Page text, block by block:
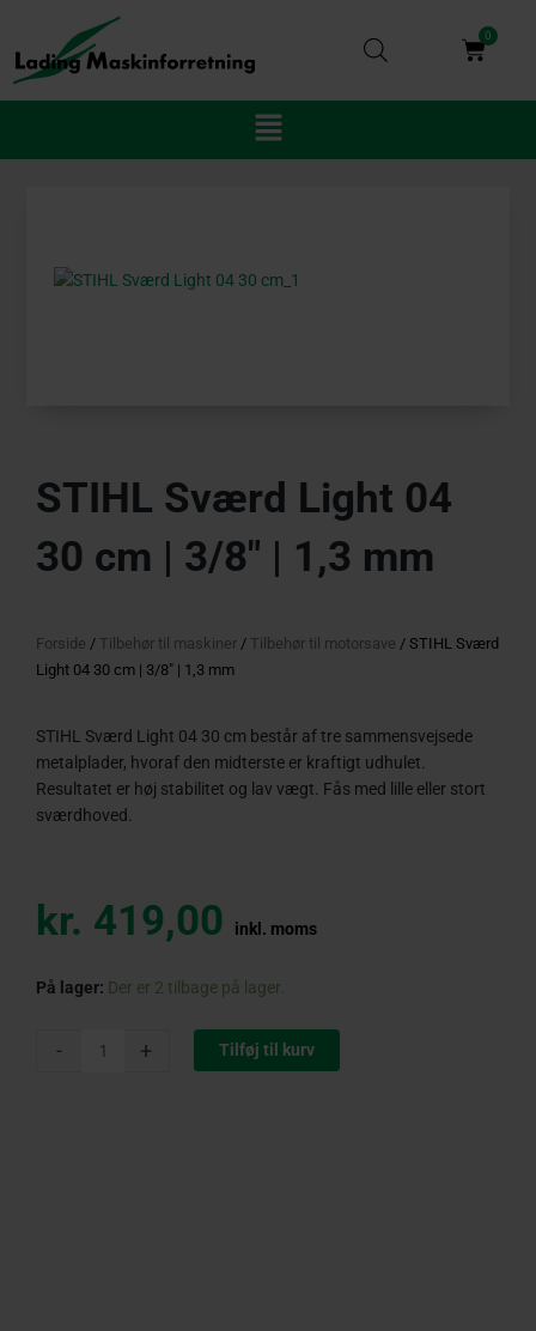
indholdet
0
Kurv
Main
Menu
STIHL Sværd Light 04
30 cm | 3/8″ | 1,3 mm
Forside / Tilbehør til maskiner / Tilbehør til motorsave / STIHL Sværd
Light 04 30 cm | 3/8″ | 1,3 mm
STIHL Sværd Light 04 30 cm består af tre sammensvejsede
metalplader, hvoraf den midterste er kraftigt udhulet.
Resultatet er høj stabilitet og lav vægt. Fås med lille eller stort
sværdhoved.
kr. 419,00 inkl. moms
På lager: Der er 2 tilbage på lager.
-
STIHL
+ Tilføj til kurv